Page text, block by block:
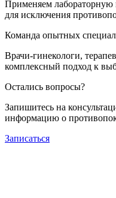
Применяем лабораторную
для исключения
Команда опытных
Врачи-гинекологи,
комплексный подход к
Остались вопросы?
Запишитесь на
информацию о
Записаться